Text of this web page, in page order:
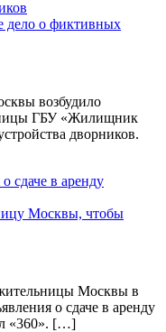
дело о фиктивных
возбудило
ГБУ «Жилищник
дворников.
Москвы, чтобы
Москвы в
о сдаче в аренду
«360». […]